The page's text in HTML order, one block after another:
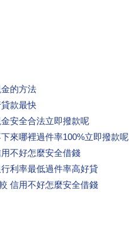
的方法
款最快
安全合法立即撥款呢
來哪裡過件率100%立即撥款呢
不好怎麼安全借錢
利率最低過件率高好貸
信用不好怎麼安全借錢